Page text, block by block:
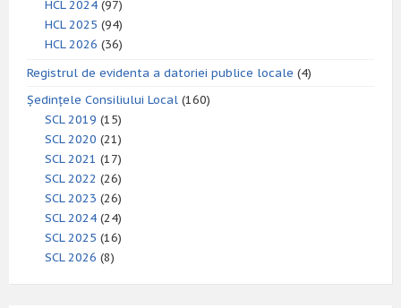
HCL 2024 (97)
HCL 2025 (94)
HCL 2026 (36)
Registrul de evidenta a datoriei publice locale (4)
Ședințele Consiliului Local (160)
SCL 2019 (15)
SCL 2020 (21)
SCL 2021 (17)
SCL 2022 (26)
SCL 2023 (26)
SCL 2024 (24)
SCL 2025 (16)
SCL 2026 (8)